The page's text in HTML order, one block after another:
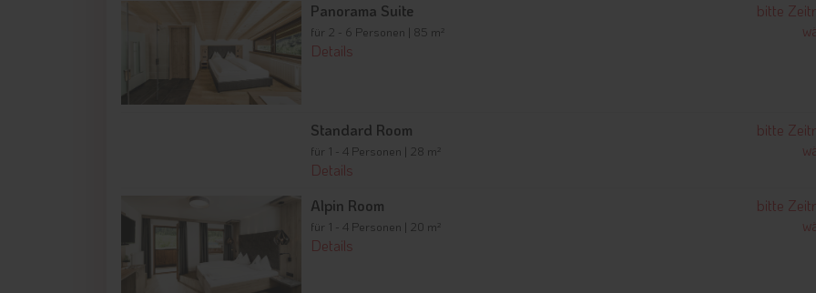
Panorama Suite
für 2 - 6 Personen | 85 m²
Details
bitte
Standard Room
für 1 - 4 Personen | 28 m²
Details
bitte
Alpin Room
für 1 - 4 Personen | 20 m²
Details
bitte